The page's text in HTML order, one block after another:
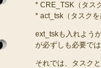
* CRE_TSK（タス
* act_tsk（タスクを
ext_tskも入れよう
が必ずしも必要で
それでは、タスク